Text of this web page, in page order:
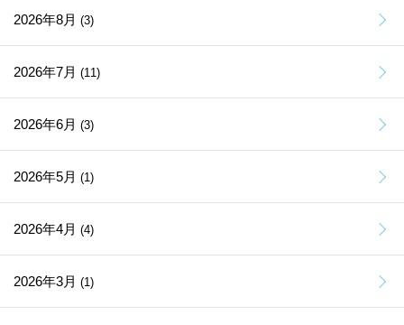
2026年8月 (3)
2026年7月 (11)
2026年6月 (3)
2026年5月 (1)
2026年4月 (4)
2026年3月 (1)